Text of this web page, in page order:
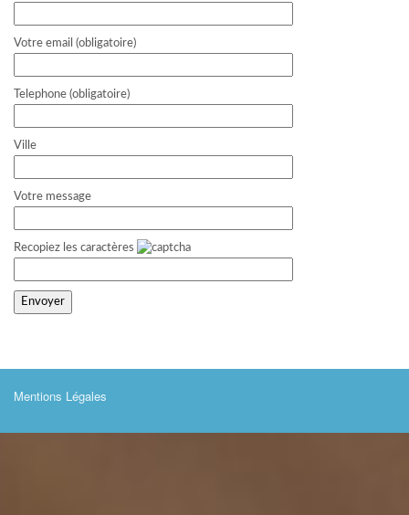
Votre email (obligatoire)
Telephone (obligatoire)
Ville
Votre message
Recopiez les caractères
Mentions Légales